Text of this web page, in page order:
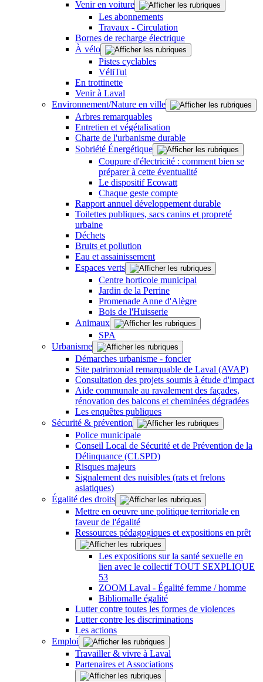
Venir en voiture
Les abonnements
Travaux - Circulation
Bornes de recharge électrique
À vélo
Pistes cyclables
VéliTul
En trottinette
Venir à Laval
Environnement/Nature en ville
Arbres remarquables
Entretien et végétalisation
Charte de l'urbanisme durable
Sobriété Énergétique
Coupure d'électricité : comment bien se
préparer à cette éventualité
Le dispositif Ecowatt
Chaque geste compte
Rapport annuel développement durable
Toilettes publiques, sacs canins et propreté
urbaine
Déchets
Bruits et pollution
Eau et assainissement
Espaces verts
Centre horticole municipal
Jardin de la Perrine
Promenade Anne d'Alègre
Bois de l'Huisserie
Animaux
SPA
Urbanisme
Démarches urbanisme - foncier
Site patrimonial remarquable de Laval (AVAP)
Consultation des projets soumis à étude d'impact
Aide communale au ravalement des façades,
rénovation des balcons et cheminées dégradées
Les enquêtes publiques
Sécurité & prévention
Police municipale
Conseil Local de Sécurité et de Prévention de la
Délinquance (CLSPD)
Risques majeurs
Signalement des nuisibles (rats et frelons
asiatiques)
Égalité des droits
Mettre en oeuvre une politique territoriale en
faveur de l'égalité
Ressources pédagogiques et expositions en prêt
Les expositions sur la santé sexuelle en
lien avec le collectif TOUT SEXPLIQUE
53
ZOOM Laval - Égalité femme / homme
Bibliomalle égalité
Lutter contre toutes les formes de violences
Lutter contre les discriminations
Les actions
Emploi
Travailler & vivre à Laval
Partenaires et Associations